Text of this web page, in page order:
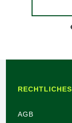
RECHTLICHES
AGB